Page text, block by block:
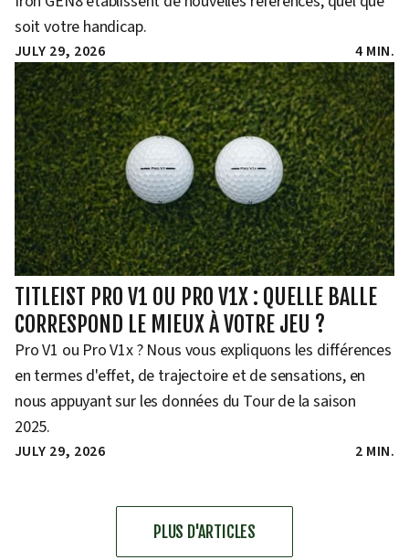
soit votre handicap.
JULY 29, 2026 4 MIN.
TITLEIST PRO V1 OU PRO V1X : QUELLE BALLE
CORRESPOND LE MIEUX À VOTRE JEU ?
Pro V1 ou Pro V1x ? Nous vous expliquons les différences
en termes d'effet, de trajectoire et de sensations, en
nous appuyant sur les données du Tour de la saison
2025.
JULY 29, 2026 2 MIN.
PLUS D'ARTICLES